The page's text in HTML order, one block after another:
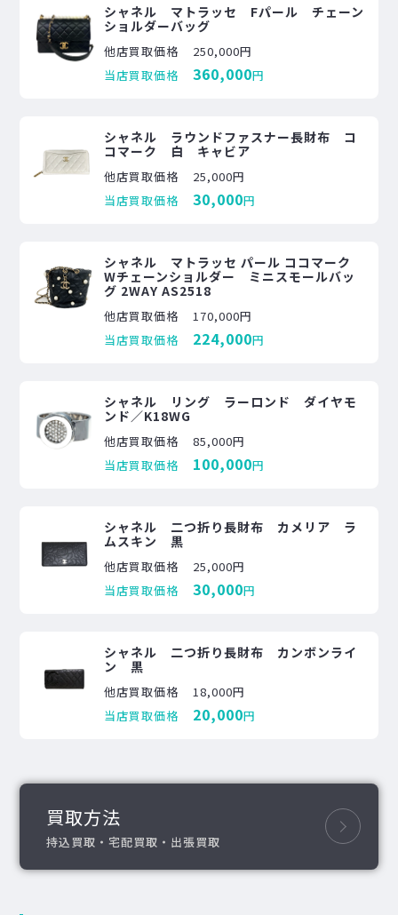
シャネル マトラッセ Fパール チェーン
ショルダーバッグ
他店買取価格
250,000円
当店買取価格
360,000円
シャネル ラウンドファスナー長財布 コ
コマーク 白 キャビア
他店買取価格
25,000円
当店買取価格
30,000円
シャネル マトラッセ パール ココマーク
Wチェーンショルダー ミニスモールバッ
グ 2WAY AS2518
他店買取価格
170,000円
当店買取価格
224,000円
シャネル リング ラーロンド ダイヤモ
ンド／K18WG
他店買取価格
85,000円
当店買取価格
100,000円
シャネル 二つ折り長財布 カメリア ラ
ムスキン 黒
他店買取価格
25,000円
当店買取価格
30,000円
シャネル 二つ折り長財布 カンボンライ
ン 黒
他店買取価格
18,000円
当店買取価格
20,000円
買取方法
持込買取・宅配買取・出張買取